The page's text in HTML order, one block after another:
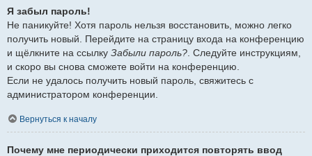
Я забыл пароль!
Не паникуйте! Хотя пароль нельзя восстановить, можно легко
получить новый. Перейдите на страницу входа на конференцию
и щёлкните на ссылку Забыли пароль?. Следуйте инструкциям,
и скоро вы снова сможете войти на конференцию.
Если не удалось получить новый пароль, свяжитесь с
администратором конференции.
Вернуться к началу
Почему мне периодически приходится повторять ввод